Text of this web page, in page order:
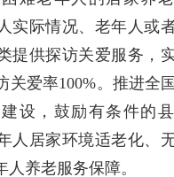
实际情况、老年人或
提供探访关爱服务，
关爱率100%。推进全
设，鼓励有条件的县
人居家环境适老化、
养老服务保障。